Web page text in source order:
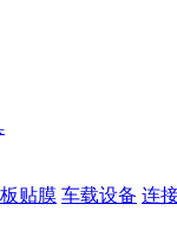
贴膜 车载设备 连